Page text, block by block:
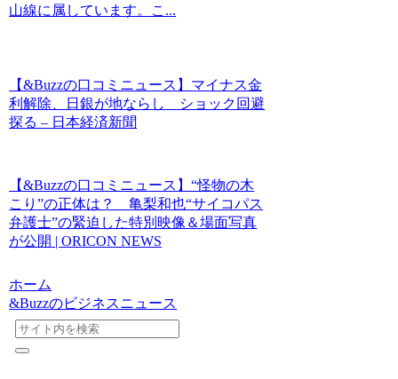
山線に属しています。こ...
【&Buzzの口コミニュース】マイナス金
利解除、日銀が地ならし ショック回避
探る – 日本経済新聞
【&Buzzの口コミニュース】“怪物の木
こり”の正体は？ 亀梨和也“サイコパス
弁護士”の緊迫した特別映像＆場面写真
が公開 | ORICON NEWS
ホーム
&Buzzのビジネスニュース